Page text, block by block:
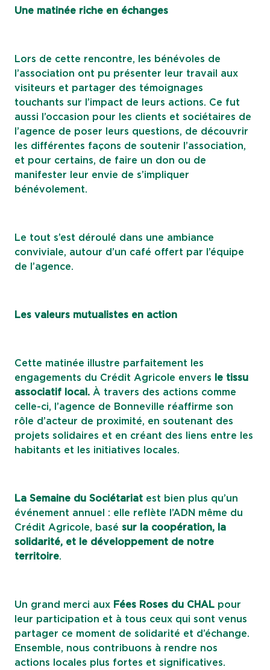
Une matinée riche en échanges
Lors de cette rencontre, les bénévoles de
l’association ont pu présenter leur travail aux
visiteurs et partager des témoignages
touchants sur l’impact de leurs actions. Ce fut
aussi l’occasion pour les clients et sociétaires de
l’agence de poser leurs questions, de découvrir
les différentes façons de soutenir l’association,
et pour certains, de faire un don ou de
manifester leur envie de s’impliquer
bénévolement.
Le tout s’est déroulé dans une ambiance
conviviale, autour d’un café offert par l’équipe
de l’agence.
Les valeurs mutualistes en action
Cette matinée illustre parfaitement les
engagements du Crédit Agricole envers
le tissu
associatif local. À travers des actions comme
celle-ci, l’agence de Bonneville réaffirme son
rôle d’acteur de proximité, en soutenant des
projets solidaires et en créant des liens entre les
habitants et les initiatives locales.
La Semaine du Sociétariat est bien plus qu’un
événement annuel : elle reflète l’ADN même du
Crédit Agricole, basé sur la coopération, la
solidarité, et le développement de notre
territoire.
Un grand merci aux Fées Roses du CHAL pour
leur participation et à tous ceux qui sont venus
partager ce moment de solidarité et d’échange.
Ensemble, nous contribuons à rendre nos
actions locales plus fortes et significatives.